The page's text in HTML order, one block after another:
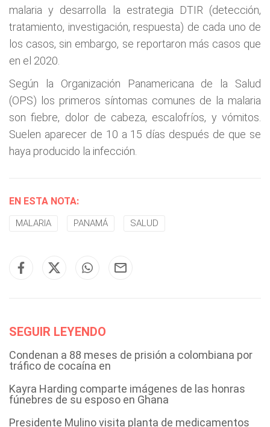
malaria y desarrolla la estrategia DTIR (detección,
tratamiento, investigación, respuesta) de cada uno de
los casos, sin embargo, se reportaron más casos que
en el 2020.
Según la Organización Panamericana de la Salud
(OPS) los primeros síntomas comunes de la malaria
son fiebre, dolor de cabeza, escalofríos, y vómitos.
Suelen aparecer de 10 a 15 días después de que se
haya producido la infección.
EN ESTA NOTA:
MALARIA PANAMÁ SALUD
SEGUIR LEYENDO
Condenan a 88 meses de prisión a colombiana por
tráfico de cocaína en
Kayra Harding comparte imágenes de las honras
fúnebres de su esposo en Ghana
Presidente Mulino visita planta de medicamentos